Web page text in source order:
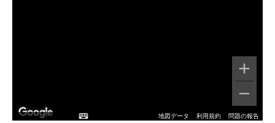
地図データ 利用規約 問題の報告